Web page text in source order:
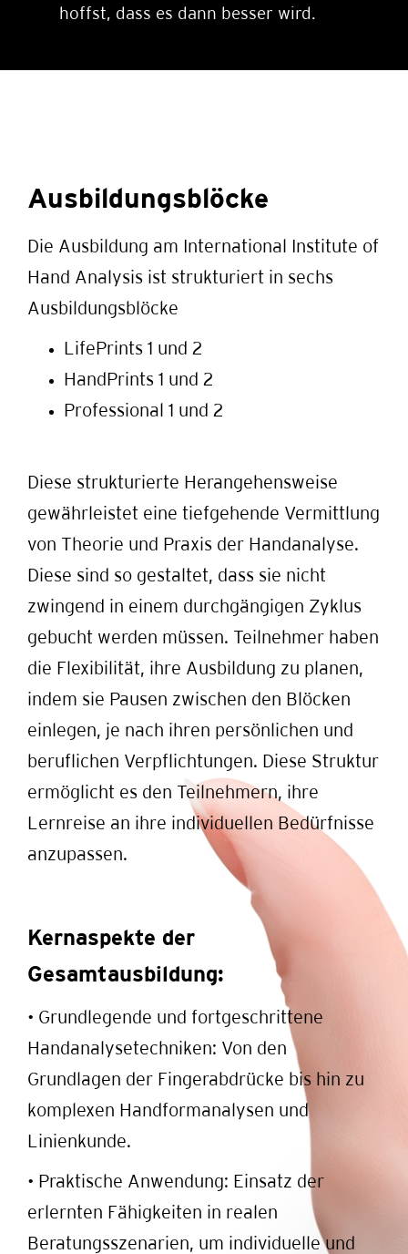
hoffst, dass es dann besser wird.
Ausbildungsblöcke
Die Ausbildung am International Institute of
Hand Analysis ist strukturiert in sechs
Ausbildungsblöcke
LifePrints 1 und 2
HandPrints 1 und 2
Professional 1 und 2
Diese strukturierte Herangehensweise
gewährleistet eine tiefgehende Vermittlung
von Theorie und Praxis der Handanalyse.
Diese sind so gestaltet, dass sie nicht
zwingend in einem durchgängigen Zyklus
gebucht werden müssen. Teilnehmer haben
die Flexibilität, ihre Ausbildung zu planen,
indem sie Pausen zwischen den Blöcken
einlegen, je nach ihren persönlichen und
beruflichen Verpflichtungen. Diese Struktur
ermöglicht es den Teilnehmern, ihre
Lernreise an ihre individuellen Bedürfnisse
anzupassen.
Kernaspekte der
Gesamtausbildung:
• Grundlegende und fortgeschrittene
Handanalysetechniken: Von den
Grundlagen der Fingerabdrücke bis hin zu
komplexen Handformanalysen und
Linienkunde.
• Praktische Anwendung: Einsatz der
erlernten Fähigkeiten in realen
Beratungsszenarien, um individuelle und